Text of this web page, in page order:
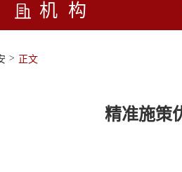
机构
> 正文
精准施策